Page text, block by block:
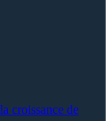
croissance de